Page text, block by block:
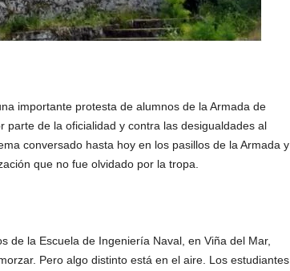
importante protesta de alumnos de la Armada de
de la oficialidad y contra las desigualdades al
conversado hasta hoy en los pasillos de la Armada y
que no fue olvidado por la tropa.
de la Escuela de Ingeniería Naval, en Viña del Mar,
Pero algo distinto está en el aire. Los estudiantes